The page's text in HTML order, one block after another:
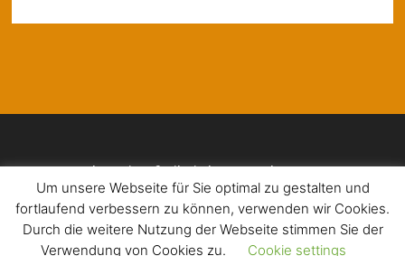
Impressum | Barrierefreiheit | Datenschutz
Um unsere Webseite für Sie optimal zu gestalten und
fortlaufend verbessern zu können, verwenden wir Cookies.
Durch die weitere Nutzung der Webseite stimmen Sie der
Verwendung von Cookies zu.
Cookie settings